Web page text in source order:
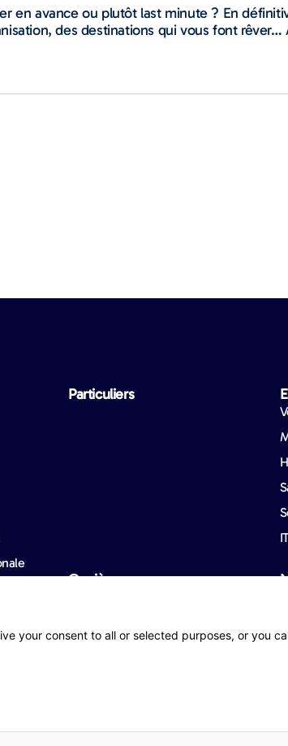
en avance ou plutôt last minute ? En
des destinations qui vous font rêver…
Particuliers​
Carrières​
your consent to all or selected purposes, or you